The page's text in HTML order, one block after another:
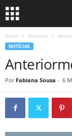
Início Notícias
NOTÍCIAS
Por Fabiana Sousa - 6